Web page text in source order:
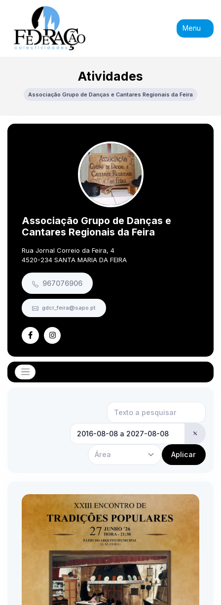
Menu
Atividades
Associação Grupo de Danças e Cantares Regionais da Feira
Associação Grupo de Danças e
Cantares Regionais da Feira
Rua Jornal Correio da Feira, 4
4520-234 SANTA MARIA DA FEIRA
967076906
gdcr_feira@sapo.pt
Área Aplicar